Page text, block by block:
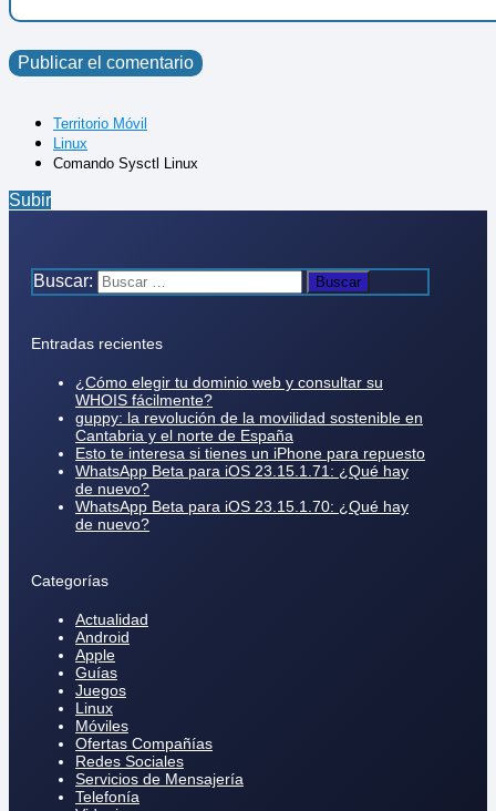
Territorio Móvil
Linux
Comando Sysctl Linux
Subir
Buscar:
Entradas recientes
¿Cómo elegir tu dominio web y consultar su
WHOIS fácilmente?
guppy: la revolución de la movilidad sostenible en
Cantabria y el norte de España
Esto te interesa si tienes un iPhone para repuesto
WhatsApp Beta para iOS 23.15.1.71: ¿Qué hay
de nuevo?
WhatsApp Beta para iOS 23.15.1.70: ¿Qué hay
de nuevo?
Categorías
Actualidad
Android
Apple
Guías
Juegos
Linux
Móviles
Ofertas Compañías
Redes Sociales
Servicios de Mensajería
Telefonía